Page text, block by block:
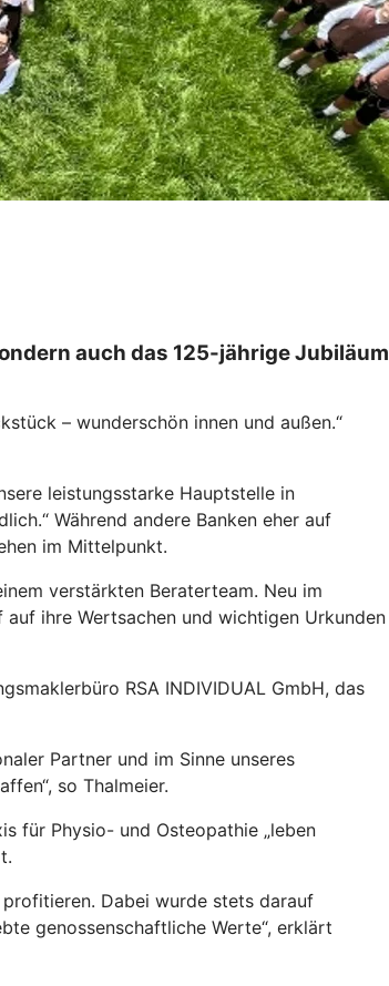
auch das 125-jährige Jubiläum
– wunderschön innen und außen.“
leistungsstarke Hauptstelle in
Während andere Banken eher auf
im Mittelpunkt.
verstärkten Beraterteam. Neu im
ihre Wertsachen und wichtigen Urkunden
RSA INDIVIDUAL GmbH, das
Partner und im Sinne unseres
so Thalmeier.
für Physio- und Osteopathie „leben
Dabei wurde stets darauf
genossenschaftliche Werte“, erklärt